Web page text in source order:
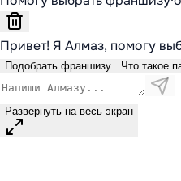
Привет! Я Алмаз, помогу
Подобрать франшизу Что такое
Развернуть на весь экран